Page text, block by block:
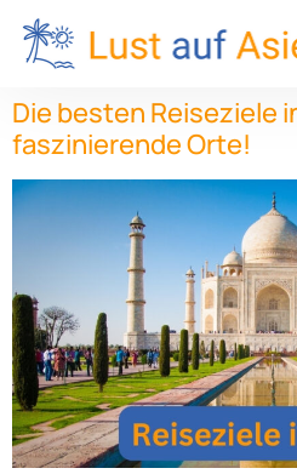
Die besten Reiseziele
faszinierende Orte!